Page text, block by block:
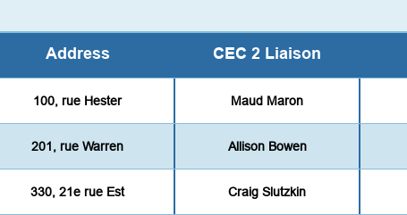
Address CEC 2 Liaison
100, rue Hester Maud Maron
201, rue Warren Allison Bowen
330, 21e rue Est Craig Slutzkin